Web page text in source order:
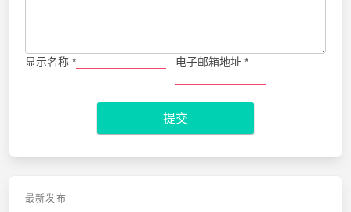
显示名称 * 电子邮箱地址 *
提交
最新发布